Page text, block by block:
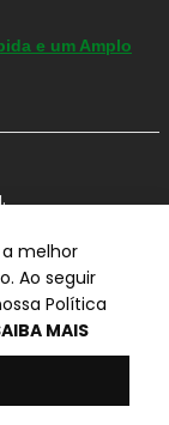
e um Amplo
compras via
Televendas.
melhor
Ao seguir
Política
MAIS